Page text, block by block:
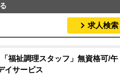
求人検索
「福祉調理スタッフ」無資格可/午
イサービス